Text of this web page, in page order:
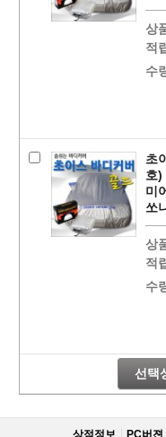
페이코 라이
상
적
수
초
호)
미
쏘
상
적
수
선택
상점정보 PC버젼